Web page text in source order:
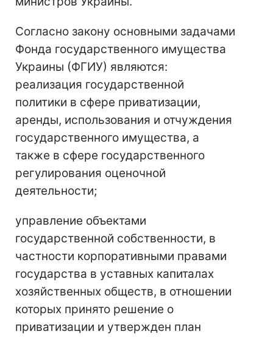
Согласно закону основными задачами
Фонда государственного имущества
Украины (ФГИУ) являются:
реализация государственной
политики в сфере приватизации,
аренды, использования и отчуждения
государственного имущества, а
также в сфере государственного
регулирования оценочной
деятельности;
управление объектами
государственной собственности, в
частности корпоративными правами
государства в уставных капиталах
хозяйственных обществ, в отношении
которых принято решение о
приватизации и утвержден план